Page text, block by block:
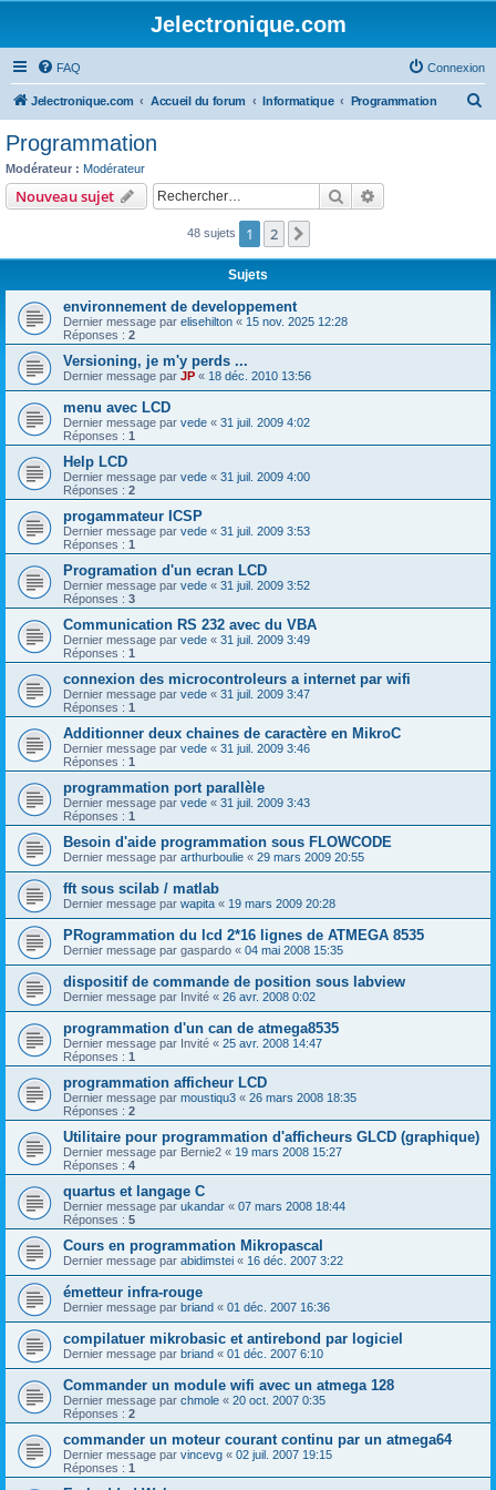
Jelectronique.com
FAQ Connexion
Jelectronique.com Accueil du forum Informatique Programmation
c
Programmation
Modérateur : Modérateur
Nouveau sujet Rechercher
48 sujets 1 2
Sujets
environnement de developpement
Dernier message par elisehilton « 15 nov. 2025 12:28
Réponses : 2
Versioning, je m'y perds ...
Dernier message par JP « 18 déc. 2010 13:56
menu avec LCD
Dernier message par vede « 31 juil. 2009 4:02
Réponses : 1
Help LCD
Dernier message par vede « 31 juil. 2009 4:00
Réponses : 2
progammateur ICSP
Dernier message par vede « 31 juil. 2009 3:53
Réponses : 1
Programation d'un ecran LCD
Dernier message par vede « 31 juil. 2009 3:52
Réponses : 3
Communication RS 232 avec du VBA
Dernier message par vede « 31 juil. 2009 3:49
Réponses : 1
connexion des microcontroleurs a internet par wifi
Dernier message par vede « 31 juil. 2009 3:47
Réponses : 1
Additionner deux chaines de caractère en MikroC
Dernier message par vede « 31 juil. 2009 3:46
Réponses : 1
programmation port parallèle
Dernier message par vede « 31 juil. 2009 3:43
Réponses : 1
Besoin d'aide programmation sous FLOWCODE
Dernier message par arthurboulie « 29 mars 2009 20:55
fft sous scilab / matlab
Dernier message par wapita « 19 mars 2009 20:28
PRogrammation du lcd 2*16 lignes de ATMEGA 8535
Dernier message par gaspardo « 04 mai 2008 15:35
dispositif de commande de position sous labview
Dernier message par Invité « 26 avr. 2008 0:02
programmation d'un can de atmega8535
Dernier message par Invité « 25 avr. 2008 14:47
Réponses : 1
programmation afficheur LCD
Dernier message par moustiqu3 « 26 mars 2008 18:35
Réponses : 2
Utilitaire pour programmation d'afficheurs GLCD (graphique)
Dernier message par Bernie2 « 19 mars 2008 15:27
Réponses : 4
quartus et langage C
Dernier message par ukandar « 07 mars 2008 18:44
Réponses : 5
Cours en programmation Mikropascal
Dernier message par abidimstei « 16 déc. 2007 3:22
émetteur infra-rouge
Dernier message par briand « 01 déc. 2007 16:36
compilatuer mikrobasic et antirebond par logiciel
Dernier message par briand « 01 déc. 2007 6:10
Commander un module wifi avec un atmega 128
Dernier message par chmole « 20 oct. 2007 0:35
Réponses : 2
commander un moteur courant continu par un atmega64
Dernier message par vincevg « 02 juil. 2007 19:15
Réponses : 1